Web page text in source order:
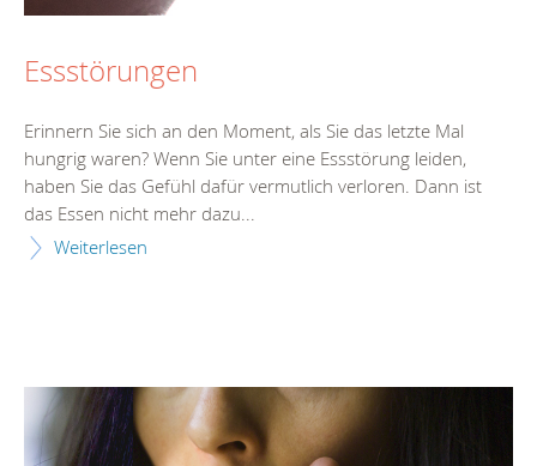
Essstörungen
Erinnern Sie sich an den Moment, als Sie das letzte Mal
hungrig waren? Wenn Sie unter eine Essstörung leiden,
haben Sie das Gefühl dafür vermutlich verloren. Dann ist
das Essen nicht mehr dazu...
Weiterlesen